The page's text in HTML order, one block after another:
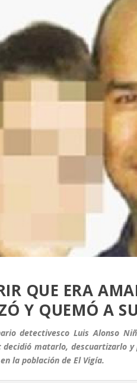
QUE ERA
Y QUEMÓ A
detectivesco Luis Alonso
decidió matarlo, descuartizarlo
la población de El Vigía.